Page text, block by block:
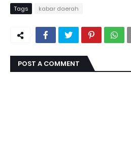
Tags kabar daerah
POST A COMMENT